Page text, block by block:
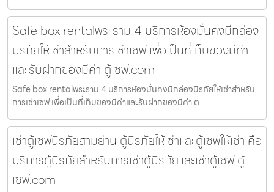
Safe box rentalพระราม 4 บริการห้องมั่นคงมีกล่อง
นิรภัยให้เช่าสำหรับการเช่าเซฟ เพื่อเป็นที่เก็บของมีค่า
และรับฝากของมีค่า ตู้เซฟ.com
Safe box rentalพระราม 4 บริการห้องมั่นคงมีกล่องนิรภัยให้เช่าสำหรับ
การเช่าเซฟ เพื่อเป็นที่เก็บของมีค่าและรับฝากของมีค่า ต
เช่าตู้เซฟนิรภัยสามย่าน ตู้นิรภัยให้เช่าและตู้เซฟให้เช่า คือ
บริการตู้นิรภัยสำหรับการเช่าตู้นิรภัยและเช่าตู้เซฟ ตู้
เซฟ.com